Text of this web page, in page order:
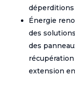
Énergie
des
des
extension